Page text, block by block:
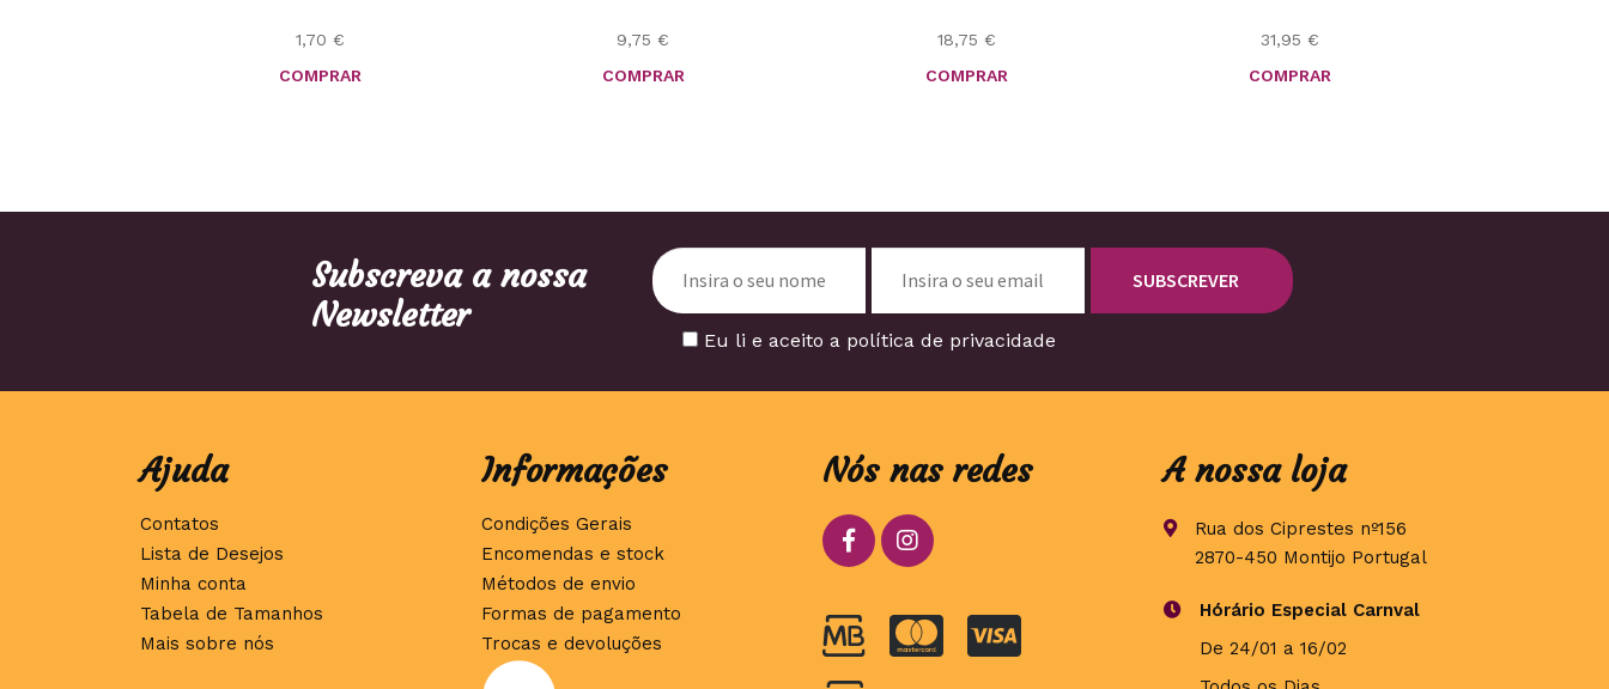
1,70 €
COMPRAR
9,75 €
COMPRAR
18,75 €
COMPRAR
31,95 €
COMPRAR
Subscreva a nossa
Newsletter
Eu li e aceito a política de privacidade
Ajuda
Contatos
Lista de Desejos
Minha conta
Tabela de Tamanhos
Mais sobre nós
Informações
Condições Gerais
Encomendas e stock
Métodos de envio
Formas de pagamento
Trocas e devoluções
Nós nas redes A nossa loja
Rua dos Ciprestes nº156
2870-450 Montijo Portugal
Hórário Especial Carnval
De 24/01 a 16/02